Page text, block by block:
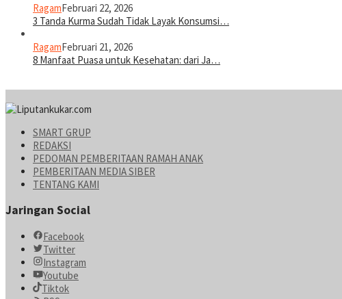
RagamFebruari 22, 2026
3 Tanda Kurma Sudah Tidak Layak Konsumsi…
RagamFebruari 21, 2026
8 Manfaat Puasa untuk Kesehatan: dari Ja…
SMART GRUP
REDAKSI
PEDOMAN PEMBERITAAN RAMAH ANAK
PEMBERITAAN MEDIA SIBER
TENTANG KAMI
Jaringan Social
Facebook
Twitter
Instagram
Youtube
Tiktok